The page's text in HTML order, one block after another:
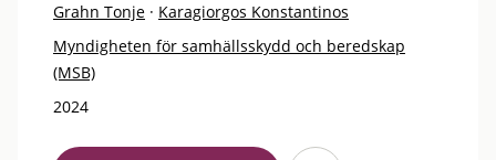
Grahn Tonje · Karagiorgos Konstantinos
Myndigheten för samhällsskydd och beredskap
(MSB)
2024